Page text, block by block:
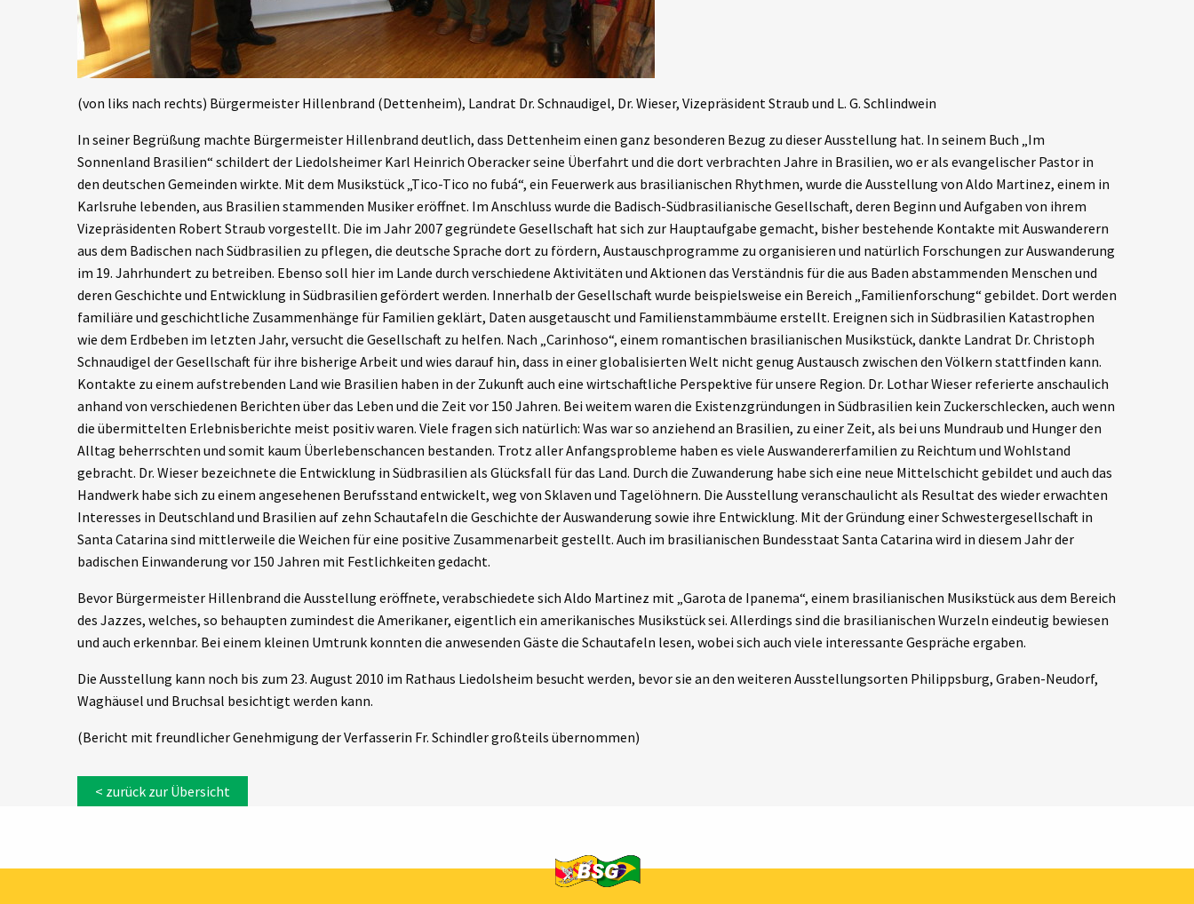
(von liks nach rechts) Bürgermeister Hillenbrand (Dettenheim), Landrat Dr. Schnaudigel, Dr. Wieser, Vizepräsident Straub und L. G. Schlindwein
In seiner Begrüßung machte Bürgermeister Hillenbrand deutlich, dass Dettenheim einen ganz besonderen Bezug zu dieser Ausstellung hat. In seinem Buch „Im
Sonnenland Brasilien“ schildert der Liedolsheimer Karl Heinrich Oberacker seine Überfahrt und die dort verbrachten Jahre in Brasilien, wo er als evangelischer Pastor in
den deutschen Gemeinden wirkte. Mit dem Musikstück „Tico-Tico no fubá“, ein Feuerwerk aus brasilianischen Rhythmen, wurde die Ausstellung von Aldo Martinez, einem in
Karlsruhe lebenden, aus Brasilien stammenden Musiker eröffnet. Im Anschluss wurde die Badisch-Südbrasilianische Gesellschaft, deren Beginn und Aufgaben von ihrem
Vizepräsidenten Robert Straub vorgestellt. Die im Jahr 2007 gegründete Gesellschaft hat sich zur Hauptaufgabe gemacht, bisher bestehende Kontakte mit Auswanderern
aus dem Badischen nach Südbrasilien zu pflegen, die deutsche Sprache dort zu fördern, Austauschprogramme zu organisieren und natürlich Forschungen zur Auswanderung
im 19. Jahrhundert zu betreiben. Ebenso soll hier im Lande durch verschiedene Aktivitäten und Aktionen das Verständnis für die aus Baden abstammenden Menschen und
deren Geschichte und Entwicklung in Südbrasilien gefördert werden. Innerhalb der Gesellschaft wurde beispielsweise ein Bereich „Familienforschung“ gebildet. Dort werden
familiäre und geschichtliche Zusammenhänge für Familien geklärt, Daten ausgetauscht und Familienstammbäume erstellt. Ereignen sich in Südbrasilien Katastrophen
wie dem Erdbeben im letzten Jahr, versucht die Gesellschaft zu helfen. Nach „Carinhoso“, einem romantischen brasilianischen Musikstück, dankte Landrat Dr. Christoph
Schnaudigel der Gesellschaft für ihre bisherige Arbeit und wies darauf hin, dass in einer globalisierten Welt nicht genug Austausch zwischen den Völkern stattfinden kann.
Kontakte zu einem aufstrebenden Land wie Brasilien haben in der Zukunft auch eine wirtschaftliche Perspektive für unsere Region. Dr. Lothar Wieser referierte anschaulich
anhand von verschiedenen Berichten über das Leben und die Zeit vor 150 Jahren. Bei weitem waren die Existenzgründungen in Südbrasilien kein Zuckerschlecken, auch wenn
die übermittelten Erlebnisberichte meist positiv waren. Viele fragen sich natürlich: Was war so anziehend an Brasilien, zu einer Zeit, als bei uns Mundraub und Hunger den
Alltag beherrschten und somit kaum Überlebenschancen bestanden. Trotz aller Anfangsprobleme haben es viele Auswandererfamilien zu Reichtum und Wohlstand
gebracht. Dr. Wieser bezeichnete die Entwicklung in Südbrasilien als Glücksfall für das Land. Durch die Zuwanderung habe sich eine neue Mittelschicht gebildet und auch das
Handwerk habe sich zu einem angesehenen Berufsstand entwickelt, weg von Sklaven und Tagelöhnern. Die Ausstellung veranschaulicht als Resultat des wieder erwachten
Interesses in Deutschland und Brasilien auf zehn Schautafeln die Geschichte der Auswanderung sowie ihre Entwicklung. Mit der Gründung einer Schwestergesellschaft in
Santa Catarina sind mittlerweile die Weichen für eine positive Zusammenarbeit gestellt. Auch im brasilianischen Bundesstaat Santa Catarina wird in diesem Jahr der
badischen Einwanderung vor 150 Jahren mit Festlichkeiten gedacht.
Bevor Bürgermeister Hillenbrand die Ausstellung eröffnete, verabschiedete sich Aldo Martinez mit „Garota de Ipanema“, einem brasilianischen Musikstück aus dem Bereich
des Jazzes, welches, so behaupten zumindest die Amerikaner, eigentlich ein amerikanisches Musikstück sei. Allerdings sind die brasilianischen Wurzeln eindeutig bewiesen
und auch erkennbar. Bei einem kleinen Umtrunk konnten die anwesenden Gäste die Schautafeln lesen, wobei sich auch viele interessante Gespräche ergaben.
Die Ausstellung kann noch bis zum 23. August 2010 im Rathaus Liedolsheim besucht werden, bevor sie an den weiteren Ausstellungsorten Philippsburg, Graben-Neudorf,
Waghäusel und Bruchsal besichtigt werden kann.
(Bericht mit freundlicher Genehmigung der Verfasserin Fr. Schindler großteils übernommen)
< zurück zur Übersicht